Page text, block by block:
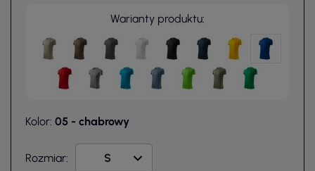
Warianty produktu:
Kolor: 05 - chabrowy
Rozmiar: